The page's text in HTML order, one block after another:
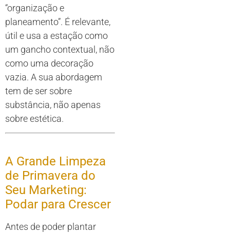
“organização e
planeamento”. É relevante,
útil e usa a estação como
um gancho contextual, não
como uma decoração
vazia. A sua abordagem
tem de ser sobre
substância, não apenas
sobre estética.
A Grande Limpeza
de Primavera do
Seu Marketing:
Podar para Crescer
Antes de poder plantar